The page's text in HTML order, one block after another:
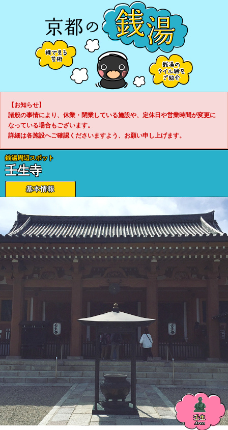
【お知らせ】
諸般の事情により、休業・閉業している施設や、定休日や営業時間が変更に
なっている場合もございます。
詳細は各施設へご確認くださいますよう、お願い申し上げます。
銭湯周辺スポット
壬生寺